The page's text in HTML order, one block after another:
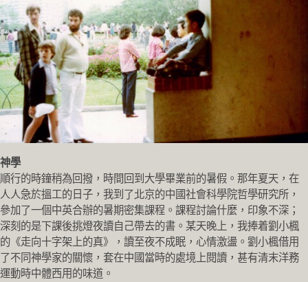
神學
順行的時鐘稍為回撥，時間回到大學畢業前的暑假。那年夏天，在
人人急於搵工的日子，我到了北京的中國社會科學院哲學研究所，
參加了一個中英合辦的暑期密集課程。課程討論什麼，印象不深；
深刻的是下課後挑燈夜讀自己帶去的書。某天晚上，我捧着劉小楓
的《走向十字架上的真》，讀至夜不成眠，心情激盪。劉小楓借用
了不同神學家的關懷，套在中國當時的處境上閱讀，甚有清末洋務
運動時中體西用的味道。